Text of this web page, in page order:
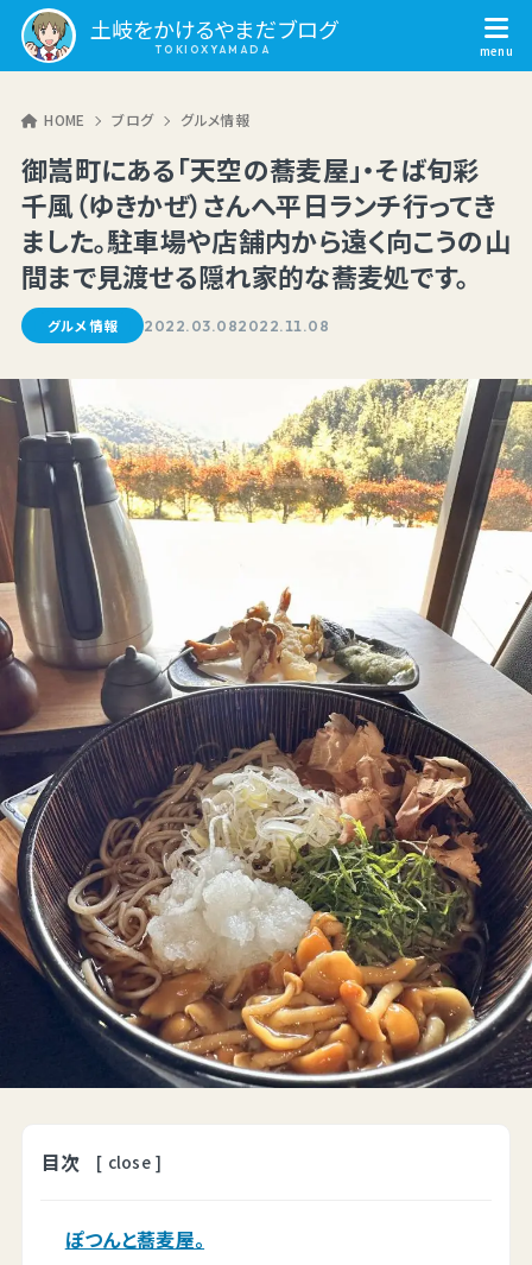
土岐をかけるやまだブログ
HOME ブログ グルメ情報
御嵩町にある「天空の蕎麦屋」・そば旬彩
千風（ゆきかぜ）さんへ平日ランチ行ってき
ました。駐車場や店舗内から遠く向こうの山
間まで見渡せる隠れ家的な蕎麦処です。
2022.03.082022.11.08
グルメ情報
目次 [ close ]
ぽつんと蕎麦屋。